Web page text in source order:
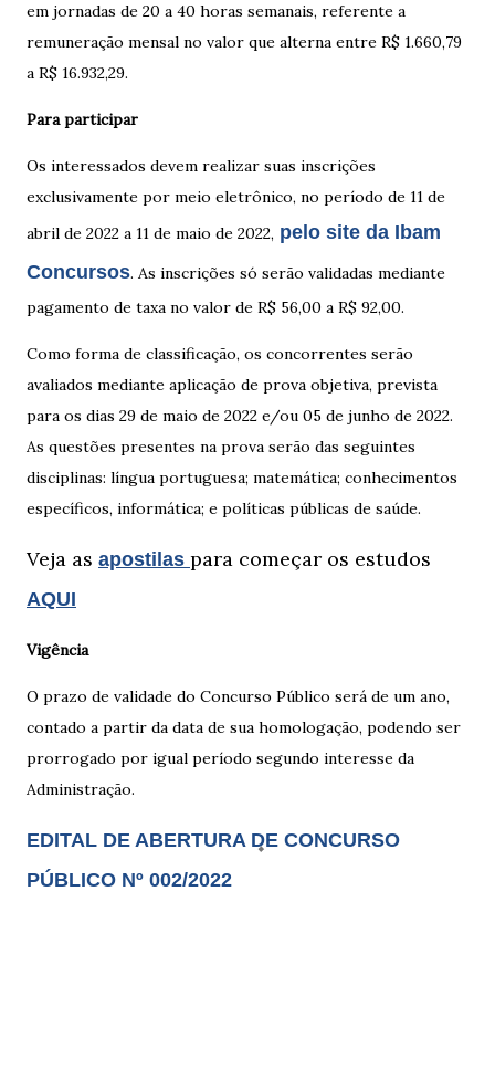
em jornadas de 20 a 40 horas semanais, referente a
remuneração mensal no valor que alterna entre R$ 1.660,79
a R$ 16.932,29.
Para participar
Os interessados devem realizar suas inscrições
exclusivamente por meio eletrônico, no período de 11 de
abril de 2022 a 11 de maio de 2022, pelo site da Ibam
Concursos. As inscrições só serão validadas mediante
pagamento de taxa no valor de R$ 56,00 a R$ 92,00.
Como forma de classificação, os concorrentes serão
avaliados mediante aplicação de prova objetiva, prevista
para os dias 29 de maio de 2022 e/ou 05 de junho de 2022.
As questões presentes na prova serão das seguintes
disciplinas: língua portuguesa; matemática; conhecimentos
específicos, informática; e políticas públicas de saúde.
Veja as apostilas para começar os estudos
AQUI
Vigência
O prazo de validade do Concurso Público será de um ano,
contado a partir da data de sua homologação, podendo ser
prorrogado por igual período segundo interesse da
Administração.
EDITAL DE ABERTURA DE CONCURSO
PÚBLICO Nº 002/2022